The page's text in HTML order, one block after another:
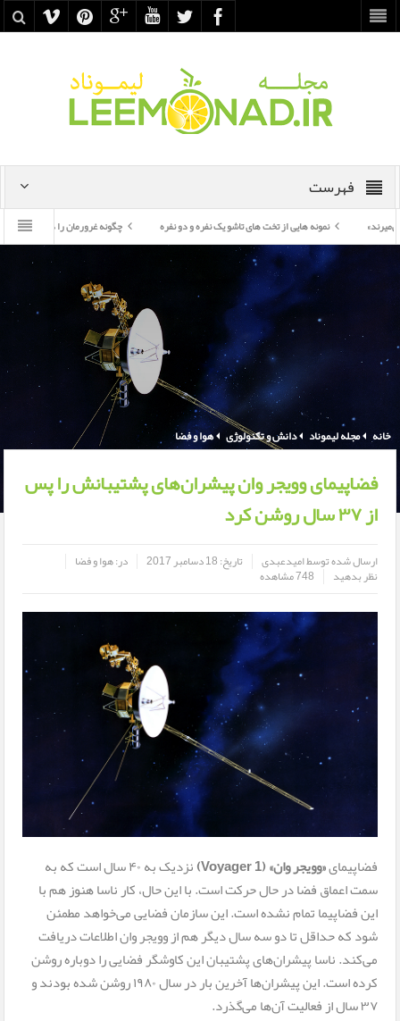
فهرست
نمونه هایی از تخت های تاشو یک نفره و دو نفره
چگونه غرورمان را درست به کار بگیریم؟
خانه مجله لیموناد دانش و تکنولوژی هوا و فضا
فضاپیمای وویجر وان پیشران‌های پشتیبانش را پس
از ۳۷ سال روشن کرد
ارسال شده توسطامیدعبدی تاریخ:18 دسامبر 2017 در:هوا و فضا
نظر بدهید 748 مشاهده
فضاپیمای«وویجر وان» (Voyager 1)
نزدیک به ۴۰ سال است که به
سمت اعماق فضا در حال حرکت است. با این حال، کار ناسا هنوز هم با
این فضاپیما تمام نشده است. این سازمان فضایی می‌خواهد مطمئن
شود که حداقل تا دو سه سال دیگر هم از وویجر وان اطلاعات دریافت
می‌کند. ناسا پیشران‌های پشتیبان این کاوشگر فضایی را دوباره روشن
کرده است. این پیشران‌ها آخرین بار در سال ۱۹۸۰ روشن شده بودند و
۳۷ سال از فعالیت آن‌ها می‌گذرد.